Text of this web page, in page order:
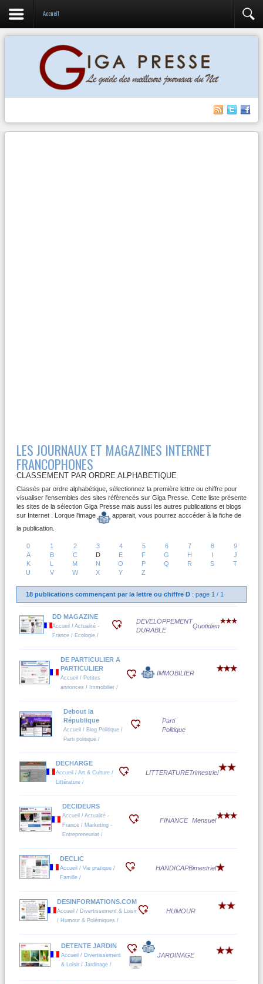
Accueil
LES JOURNAUX ET MAGAZINES INTERNET
FRANCOPHONES
CLASSEMENT PAR ORDRE ALPHABETIQUE
Classés par ordre alphabétique, sélectionnez la première lettre ou chiffre pour
visualiser l'ensembles des sites référencés sur Giga Presse. Cette liste présente
les sites de la sélection Giga Presse mais aussi les autres publications et blogs
sur Internet . Lorque l'image
apparait, vous pourrez acccéder à la fiche de
la publication.
0 1 2 3 4 5 6 7 8
9
A
B C D E F G H
J
K
M N O P Q R S
T
U
V W X Y Z
18 publications commençant par la lettre ou chiffre D : page 1 / 1
DD MAGAZINE
Accueil / Actualité -
France / Ecologie /
DEVELOPPEMENT
DURABLE
Quotidien
DE PARTICULIER A
PARTICULIER
Accueil / Petites
annonces / Immobilier /
IMMOBILIER
Debout la
République
Accueil / Blog Politique /
Parti politique /
Parti
Politique
DECHARGE
Accueil / Art & Culture /
Littérature /
LITTERATURETrimestriel
DECIDEURS
Accueil / Actualité -
France / Marketing -
Entrepreneuriat /
FINANCE Mensuel
DECLIC
Accueil / Vie pratique /
Famille /
HANDICAPBimestriel
DESINFORMATIONS.COM
Accueil / Divertissement & Loisir
/ Humour & Polémiques /
HUMOUR
DETENTE JARDIN
Accueil / Divertissement
& Loisir / Jardinage /
JARDINAGE